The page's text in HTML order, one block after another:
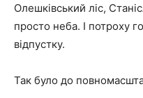
Олешківський ліс,
просто неба. І потроху
відпустку.
Так було до